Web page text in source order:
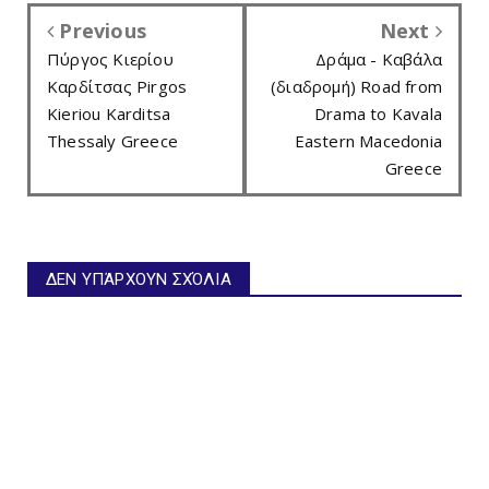
Previous
Πύργος Κιερίου
Καρδίτσας Pirgos
Kieriou Karditsa
Thessaly Greece
Next
Δράμα - Καβάλα
(διαδρομή) Road from
Drama to Kavala
Eastern Macedonia
Greece
ΔΕΝ ΥΠΆΡΧΟΥΝ ΣΧΌΛΙΑ